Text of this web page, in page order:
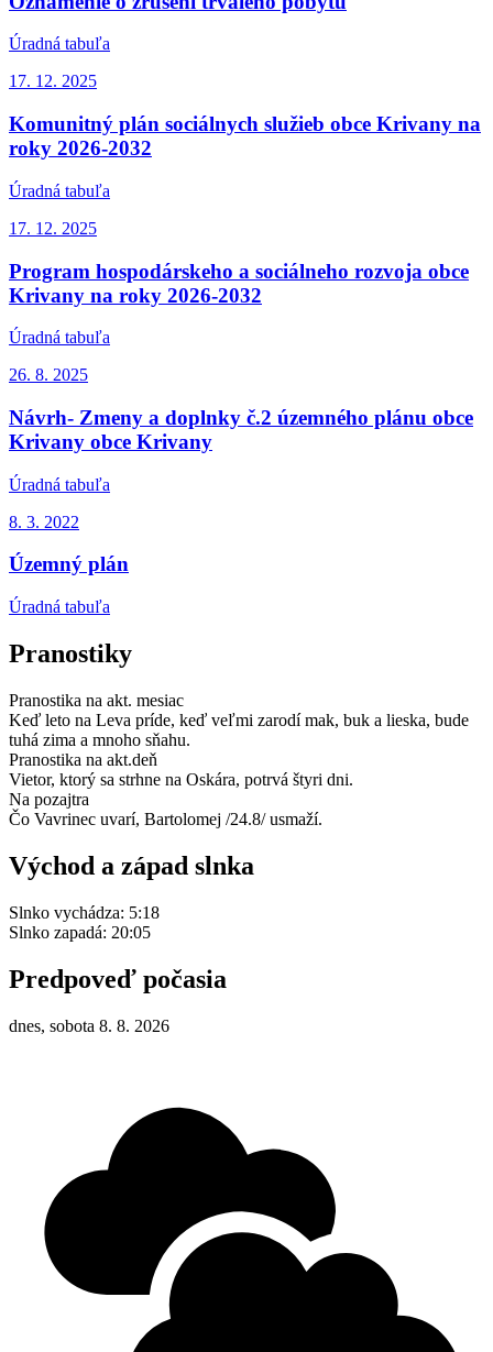
Úradná tabuľa
17. 12. 2025
Komunitný plán sociálnych služieb obce Krivany na
roky 2026-2032
Úradná tabuľa
17. 12. 2025
Program hospodárskeho a sociálneho rozvoja obce
Krivany na roky 2026-2032
Úradná tabuľa
26. 8. 2025
Návrh- Zmeny a doplnky č.2 územného plánu obce
Krivany obce Krivany
Úradná tabuľa
8. 3. 2022
Územný plán
Úradná tabuľa
Pranostiky
Pranostika na akt. mesiac
Keď leto na Leva príde, keď veľmi zarodí mak, buk a lieska, bude
tuhá zima a mnoho sňahu.
Pranostika na akt.deň
Vietor, ktorý sa strhne na Oskára, potrvá štyri dni.
Na pozajtra
Čo Vavrinec uvarí, Bartolomej /24.8/ usmaží.
Východ a západ slnka
Slnko vychádza: 5:18
Slnko zapadá: 20:05
Predpoveď počasia
dnes, sobota 8. 8. 2026